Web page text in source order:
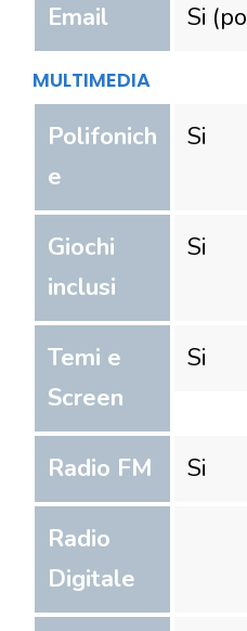
Email Si
MULTIMEDIA
Polifonich
e
Si
Giochi
inclusi
Si
Temi e
Screen
Si
Radio FM Si
Radio
Digitale